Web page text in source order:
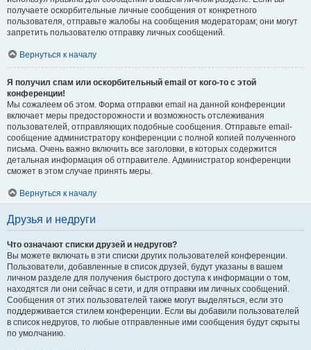
получаете оскорбительные личные сообщения от конкретного
пользователя, отправьте жалобы на сообщения модераторам; они могут
запретить пользователю отправку личных сообщений.
Вернуться к началу
Я получил спам или оскорбительный email от кого-то с этой
конференции!
Мы сожалеем об этом. Форма отправки email на данной конференции
включает меры предосторожности и возможность отслеживания
пользователей, отправляющих подобные сообщения. Отправьте email-
сообщение администратору конференции с полной копией полученного
письма. Очень важно включить все заголовки, в которых содержится
детальная информация об отправителе. Администратор конференции
сможет в этом случае принять меры.
Вернуться к началу
Друзья и недруги
Что означают списки друзей и недругов?
Вы можете включать в эти списки других пользователей конференции.
Пользователи, добавленные в список друзей, будут указаны в вашем
личном разделе для получения быстрого доступа к информации о том,
находятся ли они сейчас в сети, и для отправки им личных сообщений.
Сообщения от этих пользователей также могут выделяться, если это
поддерживается стилем конференции. Если вы добавили пользователей
в список недругов, то любые отправленные ими сообщения будут скрыты
по умолчанию.